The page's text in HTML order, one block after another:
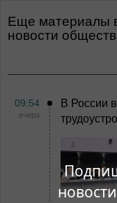
Еще материалы
Новости
09:54
вчера
В России